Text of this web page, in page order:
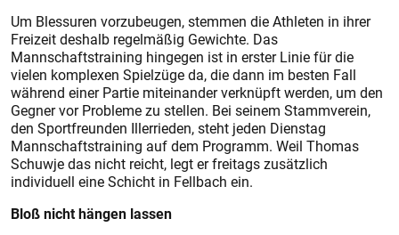
Um Blessuren vorzubeugen, stemmen die Athleten in ihrer
Freizeit deshalb regelmäßig Gewichte. Das
Mannschaftstraining hingegen ist in erster Linie für die
vielen komplexen Spielzüge da, die dann im besten Fall
während einer Partie miteinander verknüpft werden, um den
Gegner vor Probleme zu stellen. Bei seinem Stammverein,
den Sportfreunden Illerrieden, steht jeden Dienstag
Mannschaftstraining auf dem Programm. Weil Thomas
Schuwje das nicht reicht, legt er freitags zusätzlich
individuell eine Schicht in Fellbach ein.
Bloß nicht hängen lassen